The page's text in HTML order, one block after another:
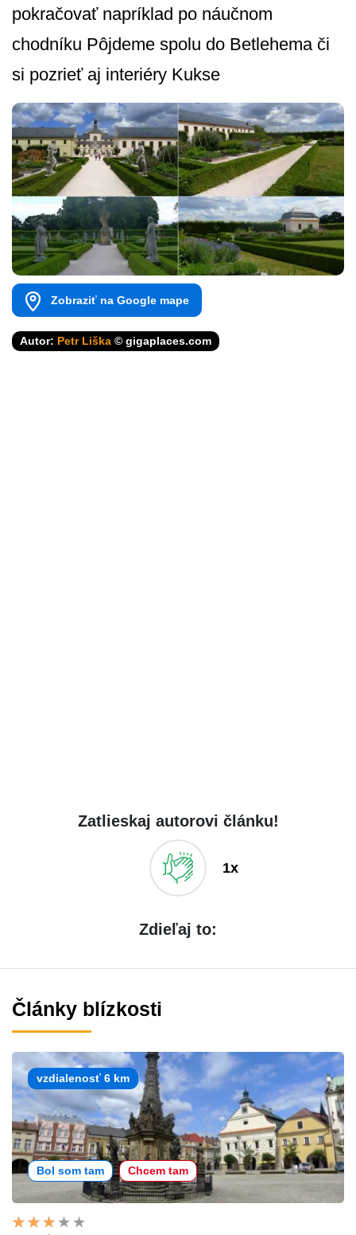
pokračovať napríklad po náučnom
chodníku Pôjdeme spolu do Betlehema či
si pozrieť aj interiéry Kukse
Zobraziť na Google mape
Autor: Petr Liška © gigaplaces.com
Zatlieskaj autorovi článku!
1x
Zdieľaj to:
Články blízkosti
vzdialenosť 6 km
Bol som tam Chcem tam